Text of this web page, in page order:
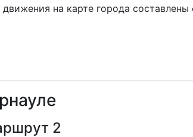
на карте города составлены
2